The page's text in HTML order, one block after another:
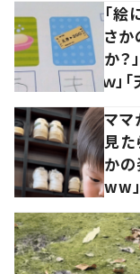
「
さか
か？
ｗ」
マ
見た
かの
ww